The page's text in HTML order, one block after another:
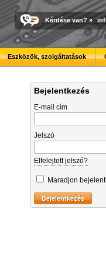
Kérdése van? »
Eszközök, szolgáltatások
Bejelentkezés
E-mail cím
Jelszó
Elfelejtett jelszó?
Maradjon